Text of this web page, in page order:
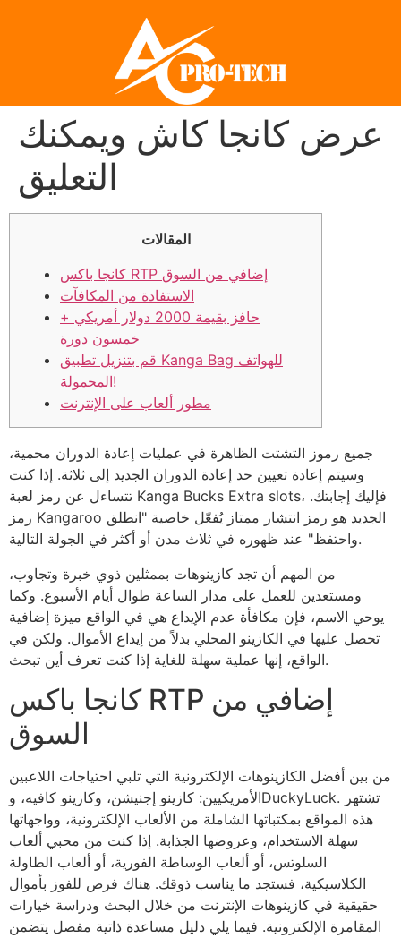
عرض كانجا كاش ويمكنك
التعليق
المقالات
كانجا باكس RTP إضافي من السوق
الاستفادة من المكافآت
حافز بقيمة 2000 دولار أمريكي +
خمسون دورة
قم بتنزيل تطبيق Kanga Bag للهواتف
المحمولة!
مطور ألعاب على الإنترنت
جميع رموز التشتت الظاهرة في عمليات إعادة الدوران محمية،
وسيتم إعادة تعيين حد إعادة الدوران الجديد إلى ثلاثة. إذا كنت
تتساءل عن رمز لعبة Kanga Bucks Extra slots، فإليك إجابتك.
رمز Kangaroo الجديد هو رمز انتشار ممتاز يُفعّل خاصية "انطلق
واحتفظ" عند ظهوره في ثلاث مدن أو أكثر في الجولة التالية.
من المهم أن تجد كازينوهات بممثلين ذوي خبرة وتجاوب،
ومستعدين للعمل على مدار الساعة طوال أيام الأسبوع. وكما
يوحي الاسم، فإن مكافأة عدم الإيداع هي في الواقع ميزة إضافية
تحصل عليها في الكازينو المحلي بدلاً من إيداع الأموال. ولكن في
الواقع، إنها عملية سهلة للغاية إذا كنت تعرف أين تبحث.
كانجا باكس RTP إضافي من
السوق
من بين أفضل الكازينوهات الإلكترونية التي تلبي احتياجات اللاعبين
الأمريكيين: كازينو إجنيشن، وكازينو كافيه، وDuckyLuck. تشتهر
هذه المواقع بمكتباتها الشاملة من الألعاب الإلكترونية، وواجهاتها
سهلة الاستخدام، وعروضها الجذابة. إذا كنت من محبي ألعاب
السلوتس، أو ألعاب الوساطة الفورية، أو ألعاب الطاولة
الكلاسيكية، فستجد ما يناسب ذوقك. هناك فرص للفوز بأموال
حقيقية في كازينوهات الإنترنت من خلال البحث ودراسة خيارات
المقامرة الإلكترونية. فيما يلي دليل مساعدة ذاتية مفصل يتضمن